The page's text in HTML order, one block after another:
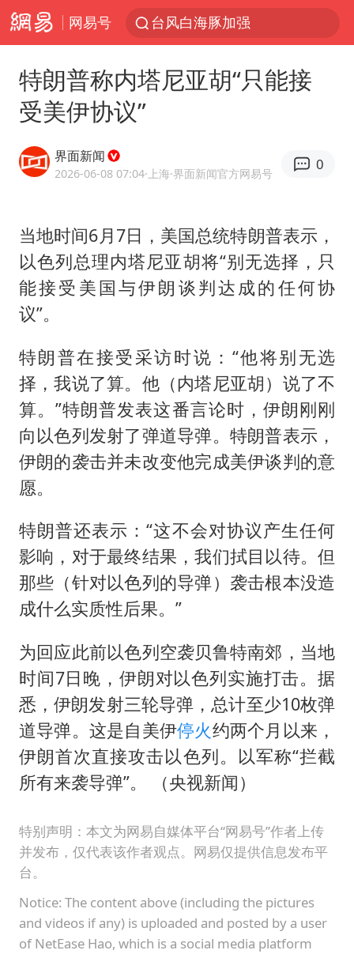
网易号
台风白海豚加强
泰国枪击案凶手先杀祖父母后行凶
方程豹钛9新车申报
台湾海峡南口北上船舶实施交通管制
向鹏0-3不敌张本智和
四川宜宾地震网友称睡觉被摇醒
DeepSeek投资宇树科技意味什么
公司“上四休三”但要降薪1000元
东方之约 相约未来
特朗普称内塔尼亚胡“只能接
受美伊协议”
界面新闻
2026-06-08 07:04·上海·界面新闻官方网易号
0
当地时间6月7日，美国总统特朗普表示，
以色列总理内塔尼亚胡将“别无选择，只
能接受美国与伊朗谈判达成的任何协
议”。
特朗普在接受采访时说：“他将别无选
择，我说了算。他（内塔尼亚胡）说了不
算。”特朗普发表这番言论时，伊朗刚刚
向以色列发射了弹道导弹。特朗普表示，
伊朗的袭击并未改变他完成美伊谈判的意
愿。
特朗普还表示：“这不会对协议产生任何
影响，对于最终结果，我们拭目以待。但
那些（针对以色列的导弹）袭击根本没造
成什么实质性后果。”
为回应此前以色列空袭贝鲁特南郊，当地
时间7日晚，伊朗对以色列实施打击。据
悉，伊朗发射三轮导弹，总计至少10枚弹
道导弹。这是自美伊停火约两个月以来，
伊朗首次直接攻击以色列。以军称“拦截
所有来袭导弹”。 （央视新闻）
特别声明：本文为网易自媒体平台“网易号”作者上传
并发布，仅代表该作者观点。网易仅提供信息发布平
台。
Notice: The content above (including the pictures
and videos if any) is uploaded and posted by a user
of NetEase Hao, which is a social media platform